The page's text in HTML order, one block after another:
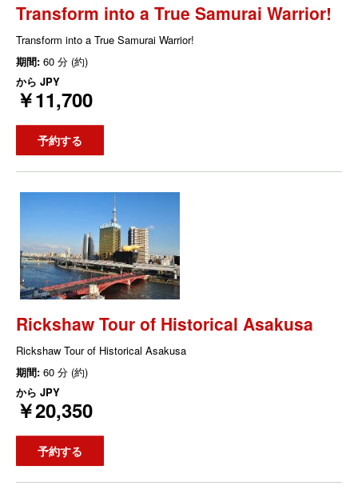
Transform into a True Samurai Warrior!
Transform into a True Samurai Warrior!
期間: 60 分 (約)
から JPY
￥11,700
予約する
Rickshaw Tour of Historical Asakusa
Rickshaw Tour of Historical Asakusa
期間: 60 分 (約)
から JPY
￥20,350
予約する